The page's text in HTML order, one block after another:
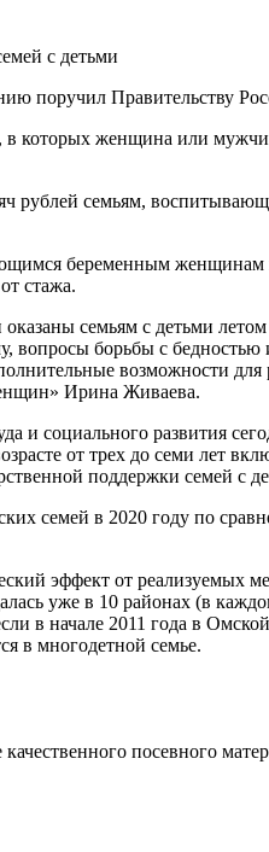
поручил Правительству
в которых женщина или
рублей семьям,
беременным женщинам
стажа.
семьям с детьми
борьбы с
возможности для
Ирина Живаева.
и социального развития
от трех до семи лет
поддержки семей с
семей в 2020 году по
эффект от реализуемых
уже в 10 районах (в
в начале 2011 года в
в многодетной семье.
посевного